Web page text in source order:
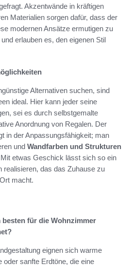
Akzentwände in kräftigen
Materialien sorgen dafür, dass der
modernen Ansätze ermutigen zu
erlauben es, den eigenen Stil
Alternativen suchen, sind
ideal. Hier kann jeder seine
sei es durch selbstgemalte
Anordnung von Regalen. Der
in der Anpassungsfähigkeit; man
und Wandfarben und Strukturen
etwas Geschick lässt sich so ein
realisieren, das das Zuhause zu
macht.
besten für die Wohnzimmer
eignen sich warme
oder sanfte Erdtöne, die eine